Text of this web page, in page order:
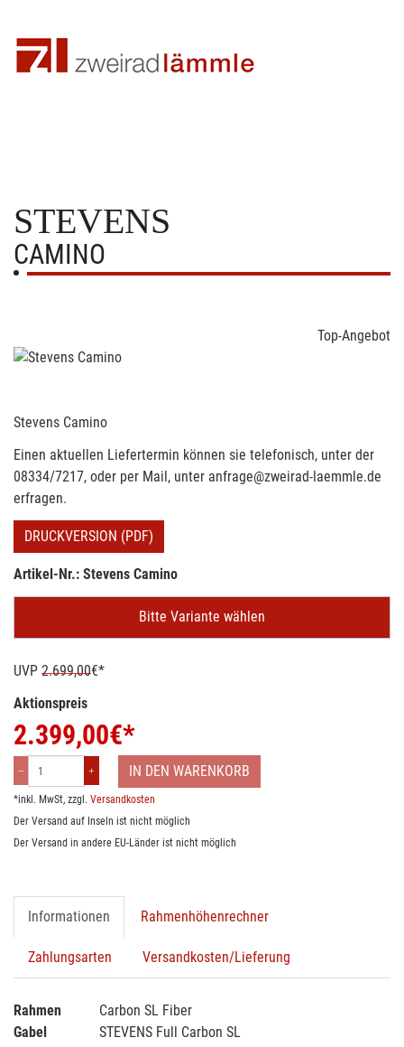
STEVENS
CAMINO
Top-Angebot
Stevens Camino
Einen aktuellen Liefertermin können sie telefonisch, unter der
08334/7217, oder per Mail, unter anfrage@zweirad-laemmle.de
erfragen.
DRUCKVERSION (PDF)
Artikel-Nr.: Stevens Camino
Bitte Variante wählen
UVP 2.699,00€*
Aktionspreis
2.399,00€*
IN DEN WARENKORB
*inkl. MwSt, zzgl. Versandkosten
Der Versand auf Inseln ist nicht möglich
Der Versand in andere EU-Länder ist nicht möglich
Informationen Rahmenhöhenrechner
Zahlungsarten Versandkosten/Lieferung
Rahmen
Carbon SL Fiber
Gabel
STEVENS Full Carbon SL